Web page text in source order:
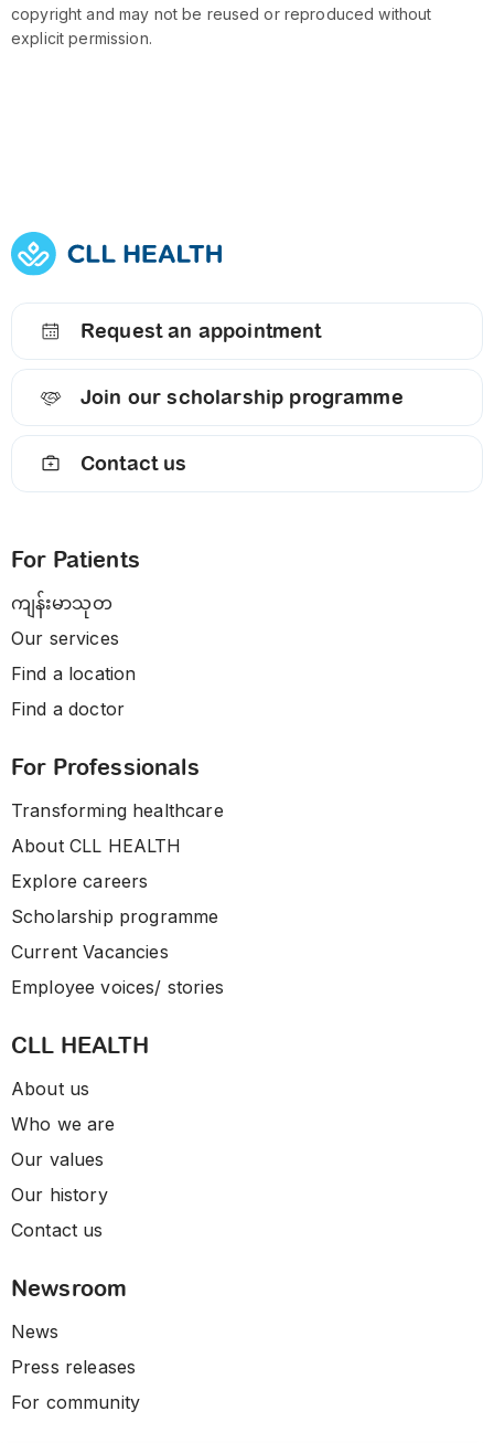
copyright and may not be reused or reproduced without
explicit permission.
Request an appointment
Join our scholarship programme
Contact us
For Patients
ကျန်းမာသုတ
Our services
Find a location
Find a doctor
For Professionals
Transforming healthcare
About CLL HEALTH
Explore careers
Scholarship programme
Current Vacancies
Employee voices/ stories
CLL HEALTH
About us
Who we are
Our values
Our history
Contact us
Newsroom
News
Press releases
For community